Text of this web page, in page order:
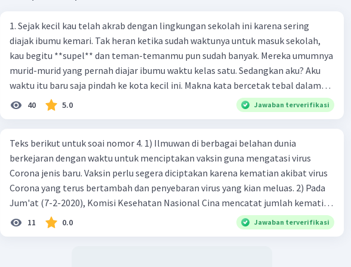
1. Sejak kecil kau telah akrab dengan lingkungan sekolah ini karena sering
diajak ibumu kemari. Tak heran ketika sudah waktunya untuk masuk sekolah,
kau begitu **supel** dan teman-temanmu pun sudah banyak. Mereka umumnya
murid-murid yang pernah diajar ibumu waktu kelas satu. Sedangkan aku? Aku
waktu itu baru saja pindah ke kota kecil ini. Makna kata bercetak tebal dalam
kutipan cerpen tersebut adalah .... A. ramah C. santun B. sopan D. baik
40 5.0 Jawaban terverifikasi
Teks berikut untuk soai nomor 4. 1) Ilmuwan di berbagai belahan dunia
berkejaran dengan waktu untuk menciptakan vaksin guna mengatasi virus
Corona jenis baru. Vaksin perlu segera diciptakan karena kematian akibat virus
Corona yang terus bertambah dan penyebaran virus yang kian meluas. 2) Pada
Jum'at (7-2-2020), Komisi Kesehatan Nasional Cina mencatat jumlah kematian
akibat virus Corona baru telah mencapai 636 kasus, sedangkan jumlah warga
yang terinfeksi menjadi 31.161 kasus. Kasus terbanyak terjadi di Hubei, Cina,
11 0.0 Jawaban terverifikasi